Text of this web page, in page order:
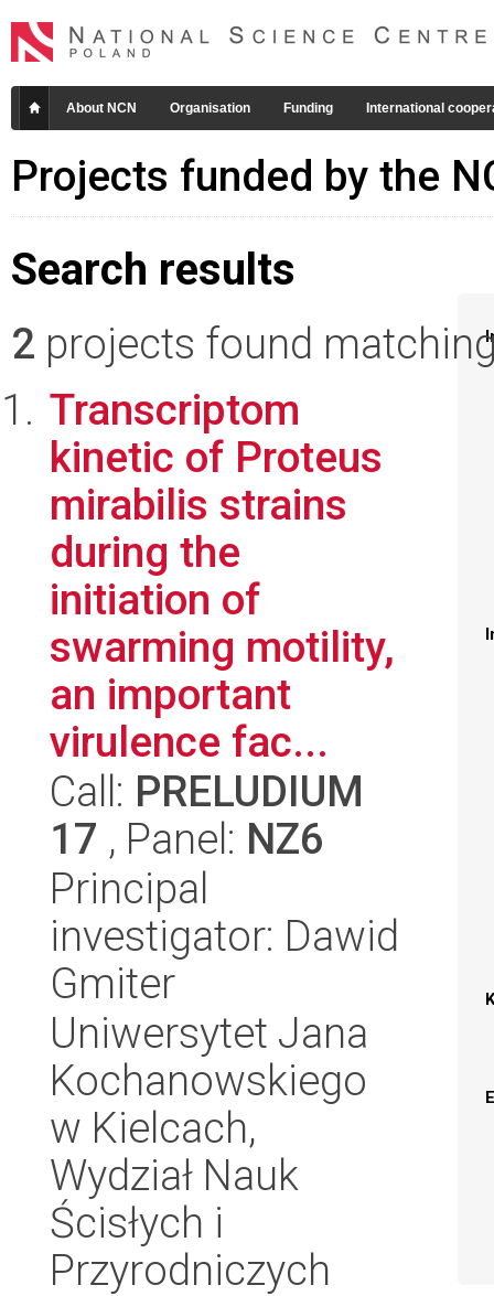
About NCN Organisation Funding International
Projects funded by the
Search results
2 projects found
Transcriptom
kinetic of Proteus
mirabilis strains
during the
initiation of
swarming motility,
an important
virulence fac...
Call: PRELUDIUM
17 , Panel: NZ6
Principal
investigator: Dawid
Gmiter
Uniwersytet Jana
Kochanowskiego
w Kielcach,
Wydział Nauk
Ścisłych i
Przyrodniczych